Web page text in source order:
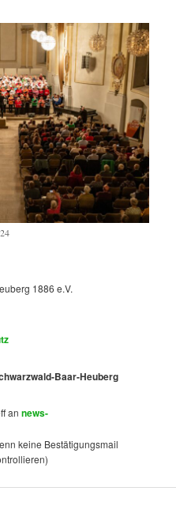
1886 e.V.
Baar-Heuberg
annews-
keine Bestätigungsmail